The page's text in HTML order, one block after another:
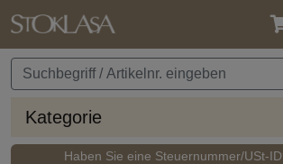
Kategorie
Haben Sie eine Steuernummer/USt-